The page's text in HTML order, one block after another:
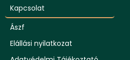
Kapcsolat
Ászf
Elállási nyilatkozat